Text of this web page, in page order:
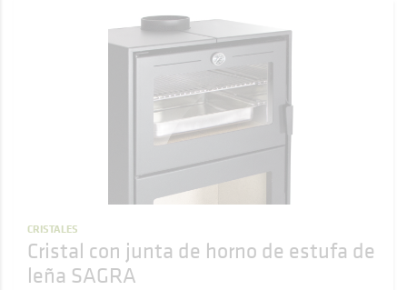
CRISTALES
Cristal con junta de horno de estufa de
leña SAGRA